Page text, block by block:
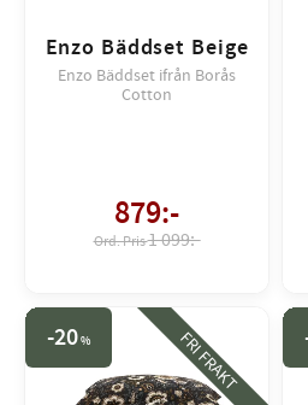
Enzo Bäddset Beige
Enzo Bäddset ifrån Borås
Cotton
879:-
1 099:-
20% FRI FRAKT